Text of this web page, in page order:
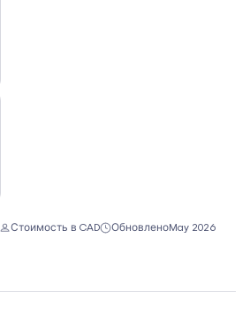
Стоимость в CAD ОбновленоMay 2026